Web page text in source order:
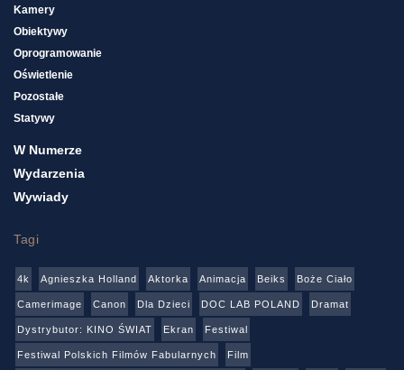
Kamery
Obiektywy
Oprogramowanie
Oświetlenie
Pozostałe
Statywy
W Numerze
Wydarzenia
Wywiady
Tagi
4k Agnieszka Holland Aktorka Animacja Beiks Boże Ciało
Camerimage Canon Dla Dzieci DOC LAB POLAND Dramat
Dystrybutor: KINO ŚWIAT Ekran Festiwal
Festiwal Polskich Filmów Fabularnych Film